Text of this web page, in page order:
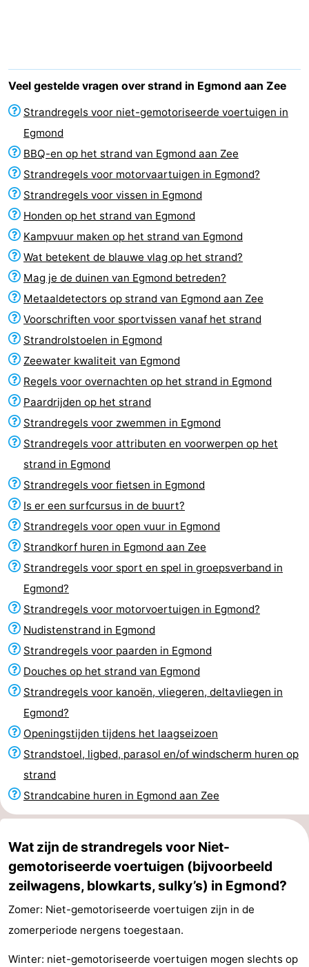
breakfasts)
Hotels
Vakantiehuizen
Buiten
Bergen
-
De
Woudhoeve
-
Duinpark
Egmond
-
Kustpark
Egmond
aan
Zee
Last
minutes
Strand
Zien
&
doen
Bezienswaardigheden
-
Musea
-
Monumenten
-
Uitkijkpunten
Attracties
-
Speeltuinen
-
Minigolfbanen
Dorpen
&
Steden
Natuur
Sporten
-
Zwembaden
-
Fietsen
-
Wandelen
-
Paardrijden
-
Surfen
Eten
en
drinken
Evenementen
Praktisch
Veel gestelde vragen over strand in Egmond aan Zee
Strandregels voor niet-gemotoriseerde voertuigen in
Egmond
BBQ-en op het strand van Egmond aan Zee
Strandregels voor motorvaartuigen in Egmond?
Strandregels voor vissen in Egmond
Honden op het strand van Egmond
Kampvuur maken op het strand van Egmond
Wat betekent de blauwe vlag op het strand?
Mag je de duinen van Egmond betreden?
Metaaldetectors op strand van Egmond aan Zee
Voorschriften voor sportvissen vanaf het strand
Strandrolstoelen in Egmond
Zeewater kwaliteit van Egmond
Regels voor overnachten op het strand in Egmond
Paardrijden op het strand
Strandregels voor zwemmen in Egmond
Strandregels voor attributen en voorwerpen op het
strand in Egmond
Strandregels voor fietsen in Egmond
Is er een surfcursus in de buurt?
Strandregels voor open vuur in Egmond
Strandkorf huren in Egmond aan Zee
Strandregels voor sport en spel in groepsverband in
Egmond?
Strandregels voor motorvoertuigen in Egmond?
Nudistenstrand in Egmond
Strandregels voor paarden in Egmond
Douches op het strand van Egmond
Strandregels voor kanoën, vliegeren, deltavliegen in
Egmond?
Openingstijden tijdens het laagseizoen
Strandstoel, ligbed, parasol en/of windscherm huren op
strand
Strandcabine huren in Egmond aan Zee
Wat zijn de strandregels voor Niet-
gemotoriseerde voertuigen (bijvoorbeeld
zeilwagens, blowkarts, sulky’s) in Egmond?
Zomer: Niet-gemotoriseerde voertuigen zijn in de
zomerperiode nergens toegestaan.
Winter: niet-gemotoriseerde voertuigen mogen slechts op